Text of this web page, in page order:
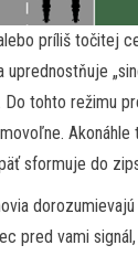
príliš točitej
uprednostňuje
Do tohto režimu
sformuje do
pred vami